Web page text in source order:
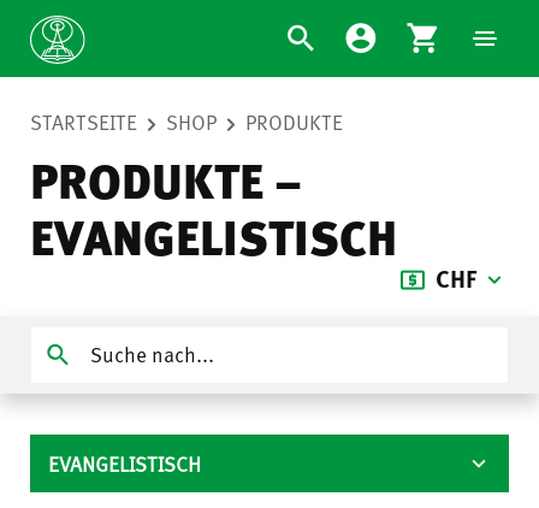
STARTSEITE SHOP PRODUKTE
PRODUKTE –
EVANGELISTISCH
CHF
EVANGELISTISCH